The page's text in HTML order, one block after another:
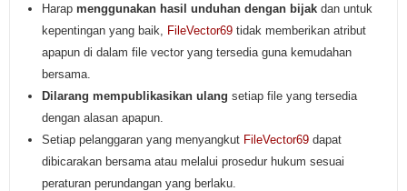
Harap menggunakan hasil unduhan dengan bijak dan untuk
kepentingan yang baik,
FileVector69 tidak memberikan atribut
apapun di dalam file vector yang tersedia guna kemudahan
bersama.
Dilarang mempublikasikan ulang setiap file yang tersedia
dengan alasan apapun.
Setiap pelanggaran yang menyangkut FileVector69 dapat
dibicarakan bersama atau melalui prosedur hukum sesuai
peraturan perundangan yang berlaku.